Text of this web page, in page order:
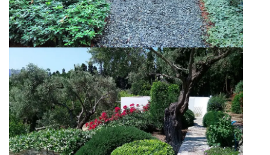
Λεπτομέρειες Κήπου Εξοχικής
Κατοικίας στην Άνδρο